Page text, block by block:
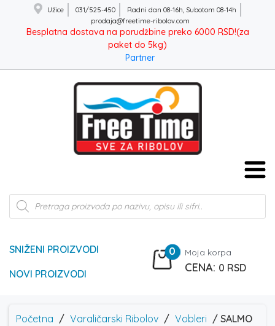
Užice 031/525-450
Radni dan 08-16h, Subotom 08-14h
prodaja@freetime-ribolov.com
Besplatna dostava na porudžbine preko 6000 RSD!(za
paket do 5kg)
Partner
Products
search
SNIŽENI PROIZVODI
NOVI PROIZVODI
0 Moja korpa
0 RSD
Početna / Varaličarski Ribolov / Vobleri / SALMO